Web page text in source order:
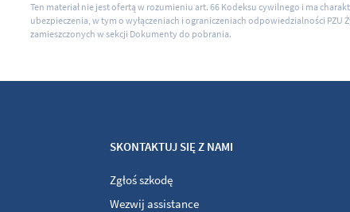
Ten materiał nie jest ofertą w rozumieniu art. 66 Kodeksu cywilnego i ma
ubezpieczenia, w tym o wyłączeniach i ograniczeniach odpowiedzialności
zamieszczonych w sekcji Dokumenty do pobrania.
SKONTAKTUJ SIĘ Z NAMI
Zgłoś szkodę
Wezwij assistance